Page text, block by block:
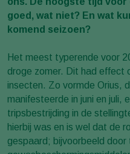
goed, wat niet? En wat
komend seizoen?
Het meest typerende voor
droge zomer. Dit had effect
insecten. Zo vormde Orius,
manifesteerde in juni en juli,
tripsbestrijding in de
hierbij was en is wel dat de
gespaard; bijvoorbeeld door